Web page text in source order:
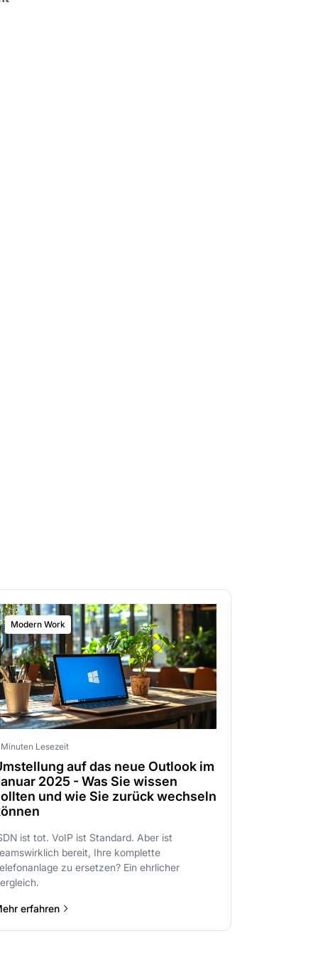
Modern Work
Lesezeit
auf das neue Outlook im
2025 - Was Sie wissen
und wie Sie zurück wechseln
ist tot. VoIP ist Standard. Aber ist
bereit, Ihre komplette
zu ersetzen? Ein ehrlicher
erfahren